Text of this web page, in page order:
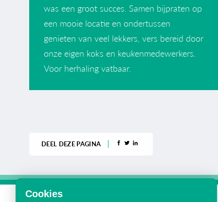
Cookies
was een groot succes. Samen bijpraten op
een mooie locatie en ondertussen
genieten van veel lekkers, vers bereid door
onze eigen koks en keukenmedewerkers.
Voor herhaling vatbaar.
DEEL DEZE PAGINA